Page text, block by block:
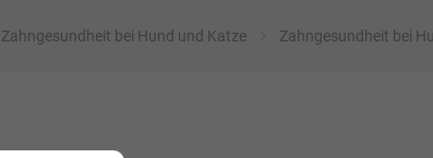
Zahngesundheit bei Hund und Katze Zahngesundheit bei